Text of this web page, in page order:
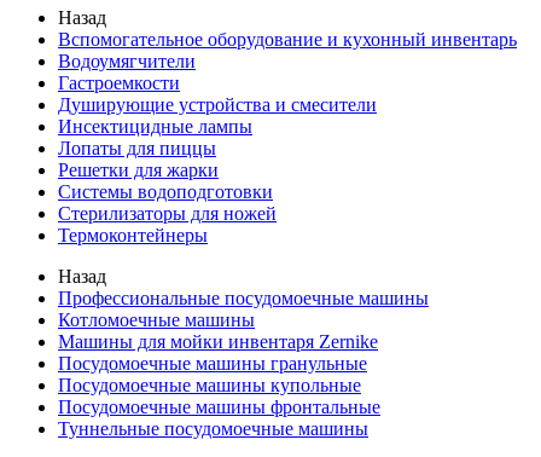
Назад
Вспомогательное оборудование и кухонный инвентарь
Водоумягчители
Гастроемкости
Душирующие устройства и смесители
Инсектицидные лампы
Лопаты для пиццы
Решетки для жарки
Системы водоподготовки
Стерилизаторы для ножей
Термоконтейнеры
Назад
Профессиональные посудомоечные машины
Котломоечные машины
Машины для мойки инвентаря Zernike
Посудомоечные машины гранульные
Посудомоечные машины купольные
Посудомоечные машины фронтальные
Туннельные посудомоечные машины